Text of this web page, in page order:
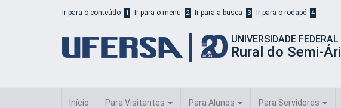
Ir para o conteúdo 1 Ir para o menu 2 Ir para a busca 3 Ir para o rodapé 4
UNIVERSIDADE FEDERAL
Rural do Semi-
Início Para Visitantes Para Alunos Para Servidores